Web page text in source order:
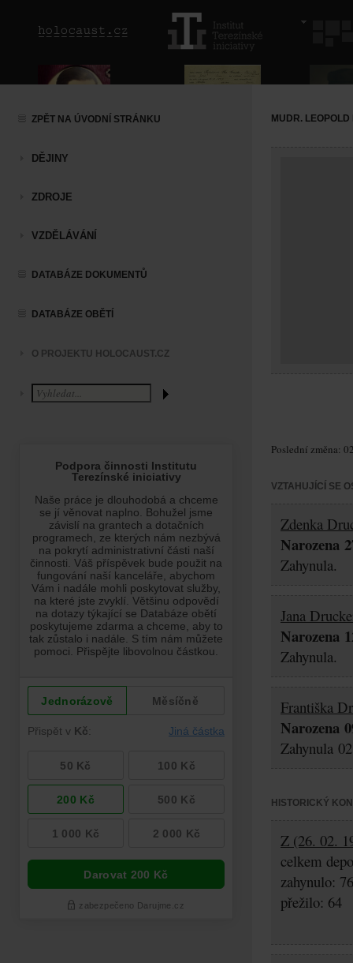
ZPĚT NA ÚVODNÍ STRÁNKU
DĚJINY
ZDROJE
VZDĚLÁVÁNÍ
DATABÁZE DOKUMENTŮ
DATABÁZE OBĚTÍ
O PROJEKTU HOLOCAUST.CZ
MUDR.
Poslední změna:
VZTAHUJÍCÍ SE
Zdenka
Narozena
Zahynula.
Jana
Narozena
Zahynula.
Františka
Narozena
Zahynula
HISTORICKÝ
Z (26. 02.
celkem
zahynulo:
přežilo: 64